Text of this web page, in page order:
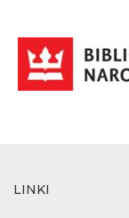
LINKI